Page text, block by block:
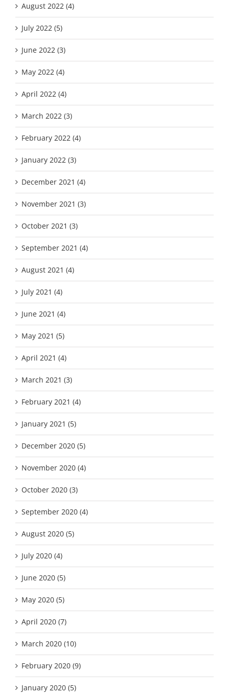
August 2022 (4)
July 2022 (5)
June 2022 (3)
May 2022 (4)
April 2022 (4)
March 2022 (3)
February 2022 (4)
January 2022 (3)
December 2021 (4)
November 2021 (3)
October 2021 (3)
September 2021 (4)
August 2021 (4)
July 2021 (4)
June 2021 (4)
May 2021 (5)
April 2021 (4)
March 2021 (3)
February 2021 (4)
January 2021 (5)
December 2020 (5)
November 2020 (4)
October 2020 (3)
September 2020 (4)
August 2020 (5)
July 2020 (4)
June 2020 (5)
May 2020 (5)
April 2020 (7)
March 2020 (10)
February 2020 (9)
January 2020 (5)